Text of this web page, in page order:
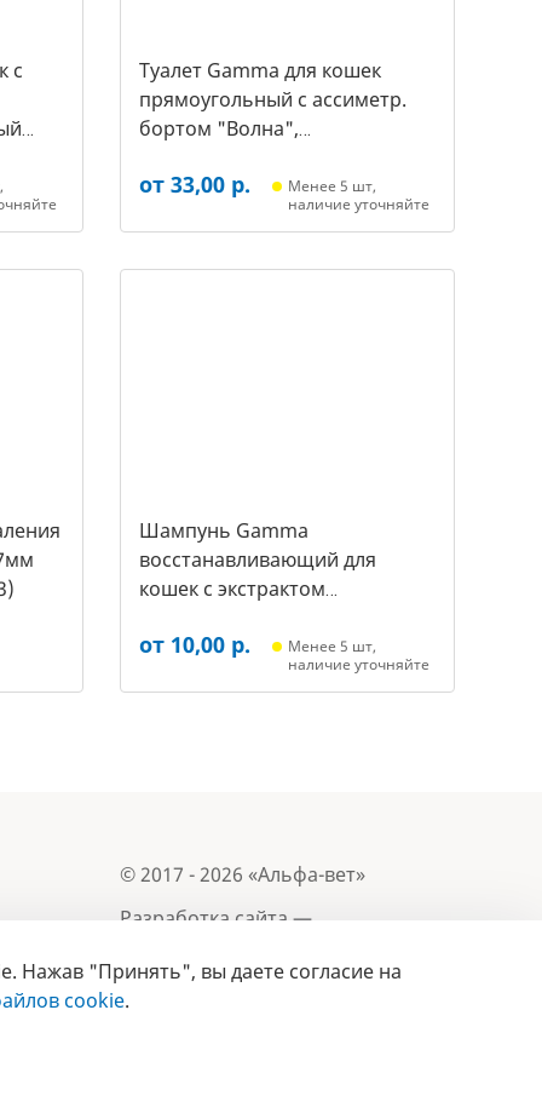
c
Туалет Gamma для кошек
прямоугольный с ассиметр.
бортом "Волна",
(20452018, 3387)
от 33,00 р.
Менее 5 шт,
наличие уточняйте
Шампунь Gamma
восстанавливающий для
кошек с экстрактом
3431)
от 10,00 р.
Менее 5 шт,
наличие уточняйте
2019
© 2017 - 2026 «Альфа-вет»
Разработка сайта —
Лицензия № 02150/1874, УНП 190845301
Информация, представленная на сайте, носит
справочный характер и не является публичной
Нажав "Принять", вы даете согласие на
cookie.